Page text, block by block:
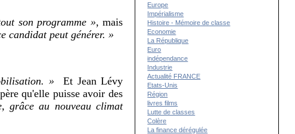
son programme », mais
candidat peut générer. »
»
Et Jean Lévy
qu'elle puisse avoir des
grâce au nouveau climat
Europe
Impérialisme
Histoire - Mémoire de classe
Economie
La République
Euro
indépendance
Industrie
Actualité FRANCE
Etats-Unis
Région
livres films
Lutte de classes
Colère
La finance dérégulée